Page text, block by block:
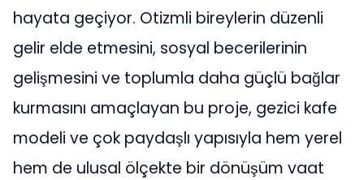
hayata geçiyor. Otizmli bireylerin düzenli
gelir elde etmesini, sosyal becerilerinin
gelişmesini ve toplumla daha güçlü bağlar
kurmasını amaçlayan bu proje, gezici kafe
modeli ve çok paydaşlı yapısıyla hem yerel
hem de ulusal ölçekte bir dönüşüm vaat